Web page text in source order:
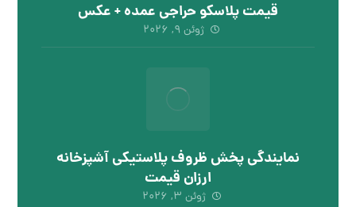
قیمت پلاسکو حراجی عمده + عکس
ژوئن ۹, ۲۰۲۶
نمایندگی پخش ظروف پلاستیکی آشپزخانه
ارزان قیمت
ژوئن ۳, ۲۰۲۶